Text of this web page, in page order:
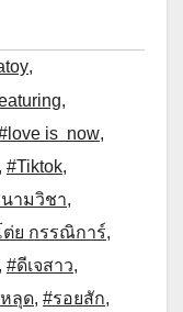
,
,
is now,
, #Tiktok,
ามวิชา,
ต่ย กรรณิการ์,
, #ดีเจสาว,
ลุด, #รอยสัก,